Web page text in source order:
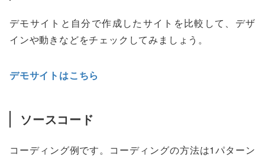
デモサイトと自分で作成したサイトを比較して、デザ
インや動きなどをチェックしてみましょう。
デモサイトはこちら
ソースコード
コーディング例です。コーディングの方法は1パターン